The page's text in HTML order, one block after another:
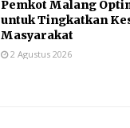
Pemkot Malang
untuk Tingkatkan
Masyarakat
2 Agustus 2026